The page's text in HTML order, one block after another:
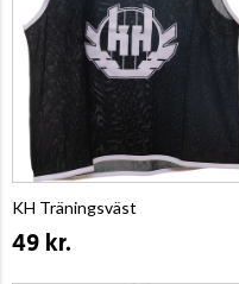
KH Träningsväst
49 kr.